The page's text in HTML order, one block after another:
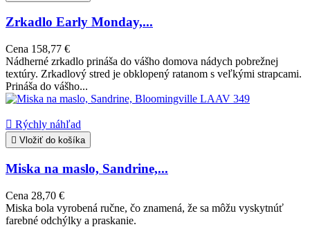
Zrkadlo Early Monday,...
Cena 158,77 €
Nádherné zrkadlo prináša do vášho domova nádych pobrežnej
textúry. Zrkadlový stred je obklopený ratanom s veľkými strapcami.
Prináša do vášho...
 Rýchly náhľad
 Vložiť do košíka
Miska na maslo, Sandrine,...
Cena 28,70 €
Miska bola vyrobená ručne, čo znamená, že sa môžu vyskytnúť
farebné odchýlky a praskanie.